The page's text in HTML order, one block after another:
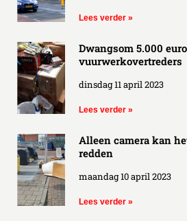
Lees verder »
Dwangsom 5.000 euro
vuurwerkovertreders
dinsdag 11 april 2023
Lees verder »
Alleen camera kan
redden
maandag 10 april 2023
Lees verder »